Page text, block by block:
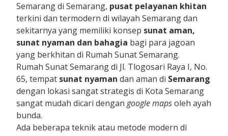
Semarang di Semarang, pusat pelayanan khitan
terkini dan termodern di wilayah Semarang dan
sekitarnya yang memiliki konsep sunat aman,
sunat nyaman dan bahagia bagi para jagoan
yang berkhitan di Rumah Sunat Semarang.
Rumah Sunat Semarang di Jl. Tlogosari Raya I, No.
65, tempat sunat nyaman dan aman di Semarang
dengan lokasi sangat strategis di Kota Semarang
sangat mudah dicari dengangoogle mapsoleh ayah
bunda.
Ada beberapa teknik atau metode modern di